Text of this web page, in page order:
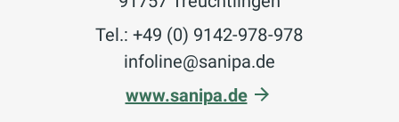
Tel.: +49 (0) 9142-978-978
infoline@sanipa.de
www.sanipa.de